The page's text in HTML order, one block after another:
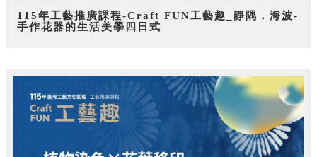
115年工藝推廣課程-Craft FUN工藝趣_靜隅．海波-
手作花器的生活美學四日式